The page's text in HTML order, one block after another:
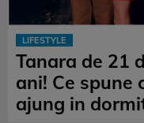
LIFESTYLE
Tanara de 21
ani! Ce spune
ajung in